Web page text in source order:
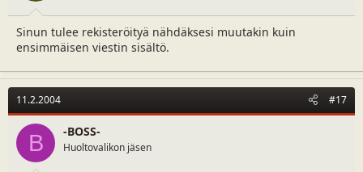
Sinun tulee rekisteröityä nähdäksesi muutakin kuin
ensimmäisen viestin sisältö.
11.2.2004 #17
B -BOSS-
Huoltovalikon jäsen